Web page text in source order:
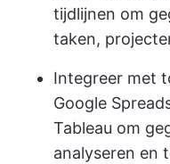
tijdlijnen om
taken,
Integreer met
Google
Tableau om
analyseren en